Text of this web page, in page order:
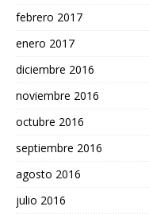
febrero 2017
enero 2017
diciembre 2016
noviembre 2016
octubre 2016
septiembre 2016
agosto 2016
julio 2016